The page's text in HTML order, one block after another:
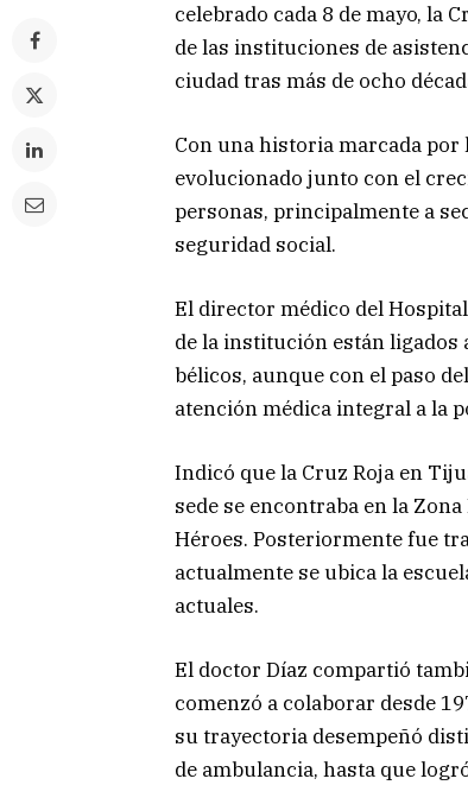
celebrado cada 8 de mayo, la
de las instituciones de
ciudad tras más de ocho
Con una historia marcada
evolucionado junto con el
personas, principalmente a
seguridad social.
El director médico del
de la institución están ligados
bélicos, aunque con el paso
atención médica integral a la
Indicó que la Cruz Roja en
sede se encontraba en la
Héroes. Posteriormente fue
actualmente se ubica la
actuales.
El doctor Díaz compartió
comenzó a colaborar desde
su trayectoria desempeñó
de ambulancia, hasta que